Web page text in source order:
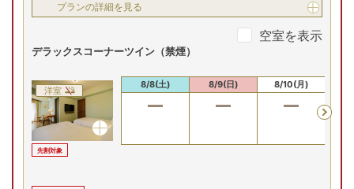
プランの詳細を見る
空室を表示
デラックスコーナーツイン（禁煙）
洋室
先割対象
8/8(土) 8/9(日) 8/10(月)